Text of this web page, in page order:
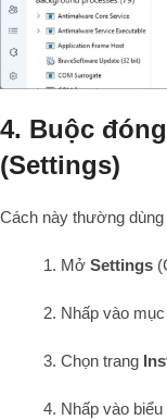
4. Buộc
(Settings)
Cách này thường
1. Mở Settings
2. Nhấp vào mục
3. Chọn trang
4. Nhấp vào